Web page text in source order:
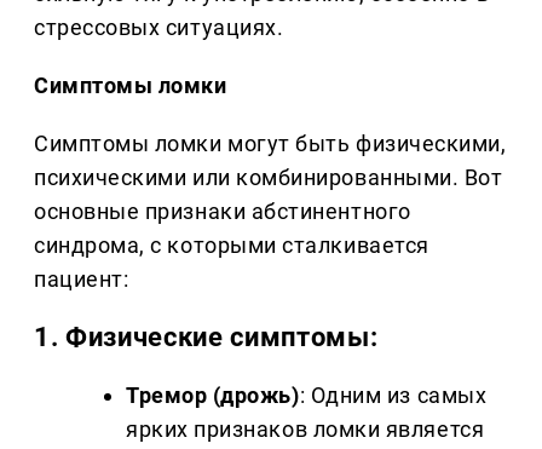
стрессовых ситуациях.
Симптомы ломки
Симптомы ломки могут быть физическими,
психическими или комбинированными. Вот
основные признаки абстинентного
синдрома, с которыми сталкивается
пациент:
1. Физические симптомы:
Тремор (дрожь): Одним из самых
ярких признаков ломки является